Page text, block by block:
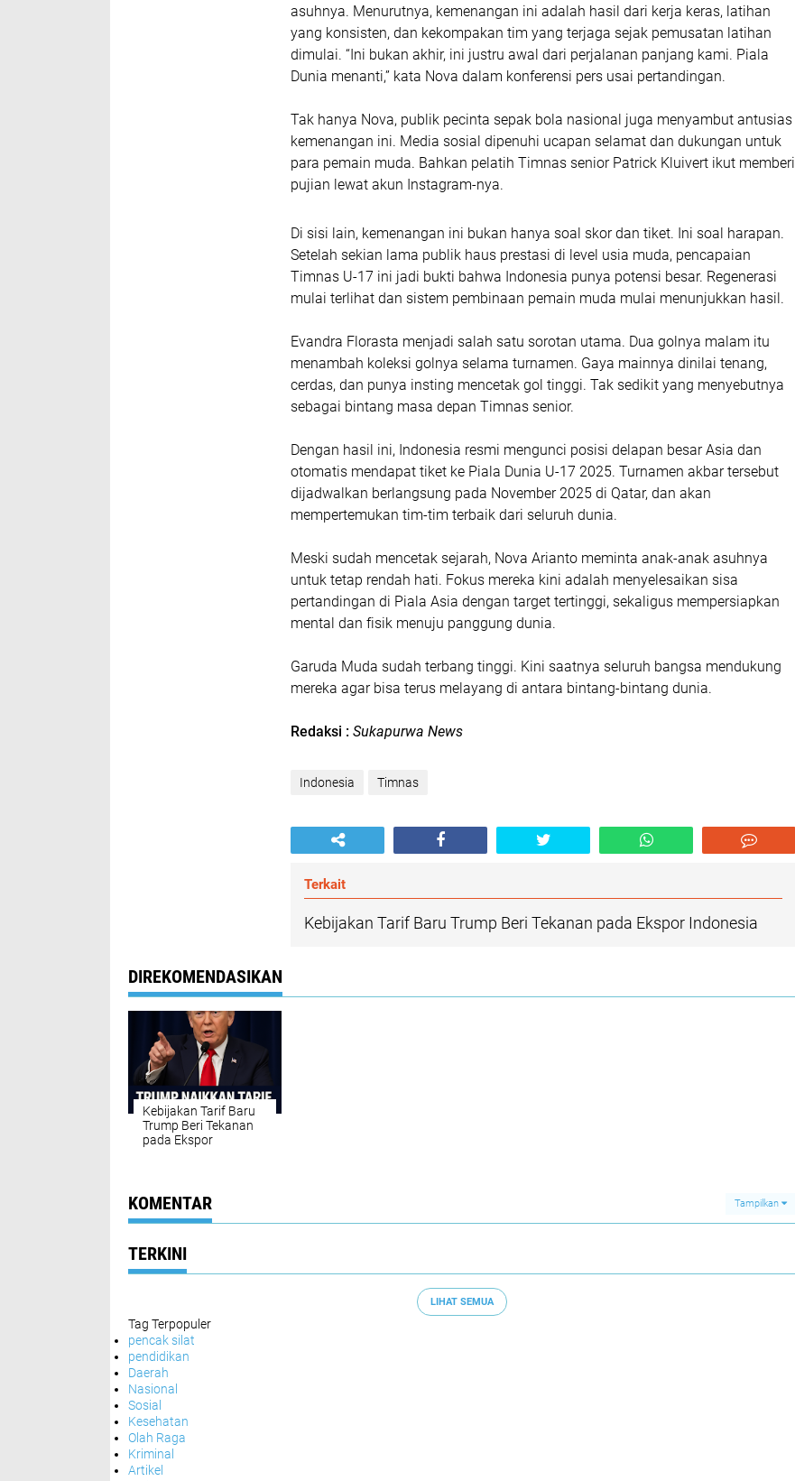
asuhnya. Menurutnya, kemenangan ini adalah hasil dari kerja keras, latihan
yang konsisten, dan kekompakan tim yang terjaga sejak pemusatan latihan
dimulai. “Ini bukan akhir, ini justru awal dari perjalanan panjang kami. Piala
Dunia menanti,” kata Nova dalam konferensi pers usai pertandingan.
Tak hanya Nova, publik pecinta sepak bola nasional juga menyambut antusias
kemenangan ini. Media sosial dipenuhi ucapan selamat dan dukungan untuk
para pemain muda. Bahkan pelatih Timnas senior Patrick Kluivert ikut memberi
pujian lewat akun Instagram-nya.
Di sisi lain, kemenangan ini bukan hanya soal skor dan tiket. Ini soal harapan.
Setelah sekian lama publik haus prestasi di level usia muda, pencapaian
Timnas U-17 ini jadi bukti bahwa Indonesia punya potensi besar. Regenerasi
mulai terlihat dan sistem pembinaan pemain muda mulai menunjukkan hasil.
Evandra Florasta menjadi salah satu sorotan utama. Dua golnya malam itu
menambah koleksi golnya selama turnamen. Gaya mainnya dinilai tenang,
cerdas, dan punya insting mencetak gol tinggi. Tak sedikit yang menyebutnya
sebagai bintang masa depan Timnas senior.
Dengan hasil ini, Indonesia resmi mengunci posisi delapan besar Asia dan
otomatis mendapat tiket ke Piala Dunia U-17 2025. Turnamen akbar tersebut
dijadwalkan berlangsung pada November 2025 di Qatar, dan akan
mempertemukan tim-tim terbaik dari seluruh dunia.
Meski sudah mencetak sejarah, Nova Arianto meminta anak-anak asuhnya
untuk tetap rendah hati. Fokus mereka kini adalah menyelesaikan sisa
pertandingan di Piala Asia dengan target tertinggi, sekaligus mempersiapkan
mental dan fisik menuju panggung dunia.
Garuda Muda sudah terbang tinggi. Kini saatnya seluruh bangsa mendukung
mereka agar bisa terus melayang di antara bintang-bintang dunia.
Redaksi : Sukapurwa News
Indonesia Timnas
Terkait
Kebijakan Tarif Baru Trump Beri Tekanan pada Ekspor Indonesia
DIREKOMENDASIKAN
Kebijakan Tarif Baru
Trump Beri Tekanan
pada Ekspor
KOMENTAR Tampilkan
TERKINI
LIHAT SEMUA
Tag Terpopuler
pencak silat
pendidikan
Daerah
Nasional
Sosial
Kesehatan
Olah Raga
Kriminal
Artikel